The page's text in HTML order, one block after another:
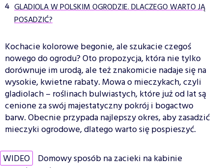
GLADIOLA W POLSKIM OGRODZIE. DLACZEGO WARTO JĄ
POSADZIĆ?
Kochacie kolorowe begonie, ale szukacie czegoś
nowego do ogrodu? Oto propozycja, która nie tylko
dorównuje im urodą, ale też znakomicie nadaje się na
wysokie, kwietne rabaty. Mowa o mieczykach, czyli
gladiolach – roślinach bulwiastych, które już od lat są
cenione za swój majestatyczny pokrój i bogactwo
barw. Obecnie przypada najlepszy okres, aby zasadzić
mieczyki ogrodowe, dlatego warto się pospieszyć.
WIDEO Domowy sposób na zacieki na kabinie